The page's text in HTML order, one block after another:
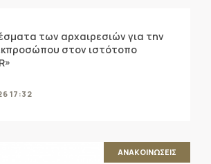
των αρχαιρεσιών για την
στον ιστότοπο
17:32
ΑΝΑΚΟΙΝΩΣΕΙΣ